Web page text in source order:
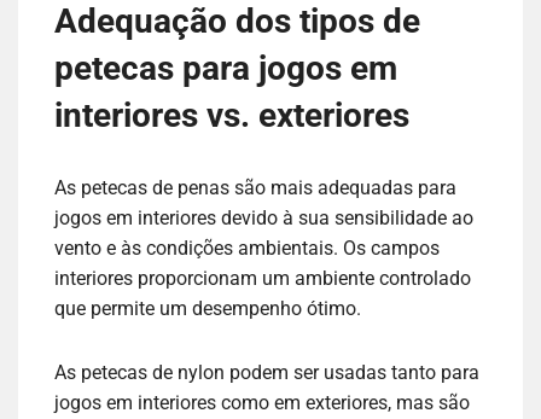
Adequação dos tipos de
petecas para jogos em
interiores vs. exteriores
As petecas de penas são mais adequadas para
jogos em interiores devido à sua sensibilidade ao
vento e às condições ambientais. Os campos
interiores proporcionam um ambiente controlado
que permite um desempenho ótimo.
As petecas de nylon podem ser usadas tanto para
jogos em interiores como em exteriores, mas são